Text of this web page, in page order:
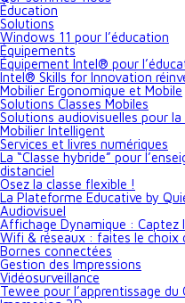
Éducation
Solutions
Windows 11 pour l’éducation
Équipements
Équipement Intel® pour
Intel® Skills for Innovation
Mobilier Ergonomique et Mobile
Solutions Classes Mobiles
Solutions audiovisuelles pour la
Mobilier Intelligent
Services et livres numériques
La “Classe hybride” pour
distanciel
Osez la classe flexible !
La Plateforme Educative by
Audiovisuel
Affichage Dynamique : Captez
Wifi & réseaux : faites le choix
Bornes connectées
Gestion des Impressions
Vidéosurveillance
Tewee pour l’apprentissage du